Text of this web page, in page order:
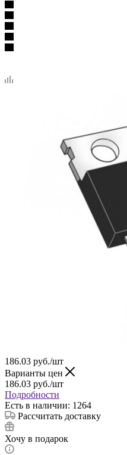
186.03 руб./шт
Варианты цен
186.03 руб./шт
Подробности
Есть в наличии: 1264
Рассчитать доставку
Хочу в подарок